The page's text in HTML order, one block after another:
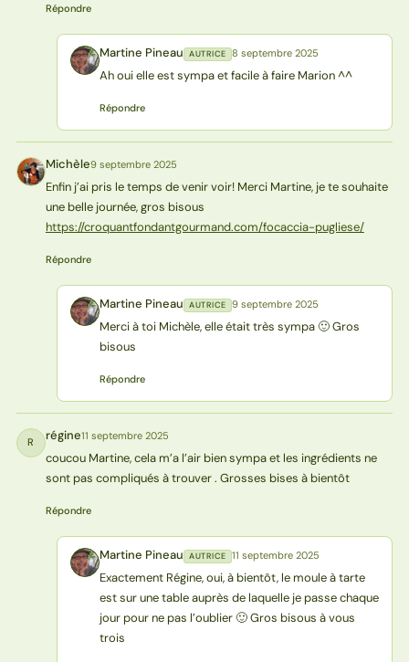
Répondre
MP Martine Pineau AUTRICE 8 septembre 2025
Ah oui elle est sympa et facile à faire Marion ^^
Répondre
M Michèle9 septembre 2025
Enfin j’ai pris le temps de venir voir! Merci Martine, je te souhaite
une belle journée, gros bisous
https://croquantfondantgourmand.com/focaccia-pugliese/
Répondre
MP Martine Pineau AUTRICE 9 septembre 2025
Merci à toi Michèle, elle était très sympa 🙂 Gros
bisous
Répondre
R régine11 septembre 2025
coucou Martine, cela m’a l’air bien sympa et les ingrédients ne
sont pas compliqués à trouver . Grosses bises à bientôt
Répondre
MP Martine Pineau AUTRICE 11 septembre 2025
Exactement Régine, oui, à bientôt, le moule à tarte
est sur une table auprès de laquelle je passe chaque
jour pour ne pas l’oublier 🙂 Gros bisous à vous
trois